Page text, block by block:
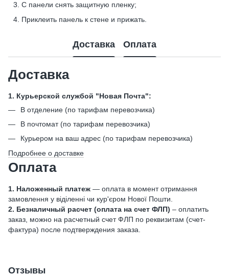
С панели снять защитную пленку;
Приклеить панель к стене и прижать.
Доставка Оплата
Доставка
1. Курьерской службой "Новая Почта":
В отделение (по тарифам перевозчика)
В почтомат (по тарифам перевозчика)
Курьером на ваш адрес (по тарифам перевозчика)
Подробнее о доставке
Оплата
1. Наложенный платеж — оплата в момент отримання
замовлення у віділенні чи кур'єром Нової Пошти.
2. Безналичный расчет (оплата на счет ФЛП) – оплатить
заказ, можно на расчетный счет ФЛП по реквизитам (счет-
фактура) после подтверждения заказа.
Отзывы